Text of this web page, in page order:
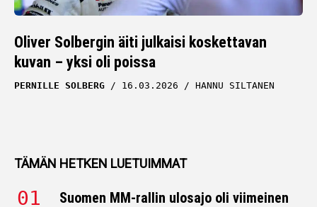
Oliver Solbergin äiti julkaisi koskettavan
kuvan – yksi oli poissa
PERNILLE SOLBERG 16.03.2026 HANNU SILTANEN
TÄMÄN HETKEN LUETUIMMAT
Suomen MM-rallin ulosajo oli viimeinen